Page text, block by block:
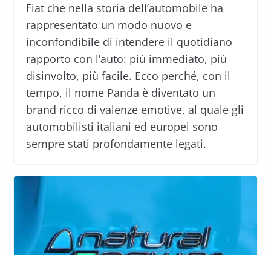
Fiat che nella storia dell’automobile ha
rappresentato un modo nuovo e
inconfondibile di intendere il quotidiano
rapporto con l’auto: più immediato, più
disinvolto, più facile. Ecco perché, con il
tempo, il nome Panda è diventato un
brand ricco di valenze emotive, al quale gli
automobilisti italiani ed europei sono
sempre stati profondamente legati.